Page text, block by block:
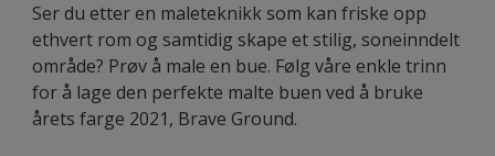
Ser du etter en maleteknikk som kan friske opp
ethvert rom og samtidig skape et stilig, soneinndelt
område? Prøv å male en bue. Følg våre enkle trinn
for å lage den perfekte malte buen ved å bruke
årets farge 2021, Brave Ground.